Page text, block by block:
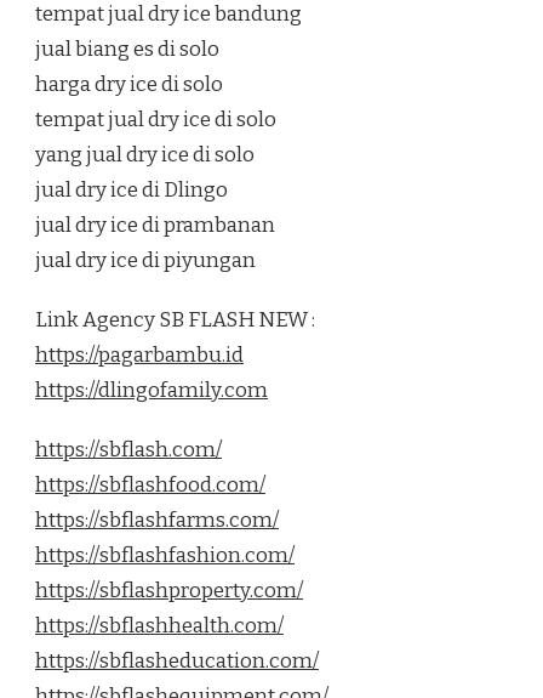
tempat jual dry ice bandung
jual biang es di solo
harga dry ice di solo
tempat jual dry ice di solo
yang jual dry ice di solo
jual dry ice di Dlingo
jual dry ice di prambanan
jual dry ice di piyungan
Link Agency SB FLASH NEW :
https://pagarbambu.id
https://dlingofamily.com
https://sbflash.com/
https://sbflashfood.com/
https://sbflashfarms.com/
https://sbflashfashion.com/
https://sbflashproperty.com/
https://sbflashhealth.com/
https://sbflasheducation.com/